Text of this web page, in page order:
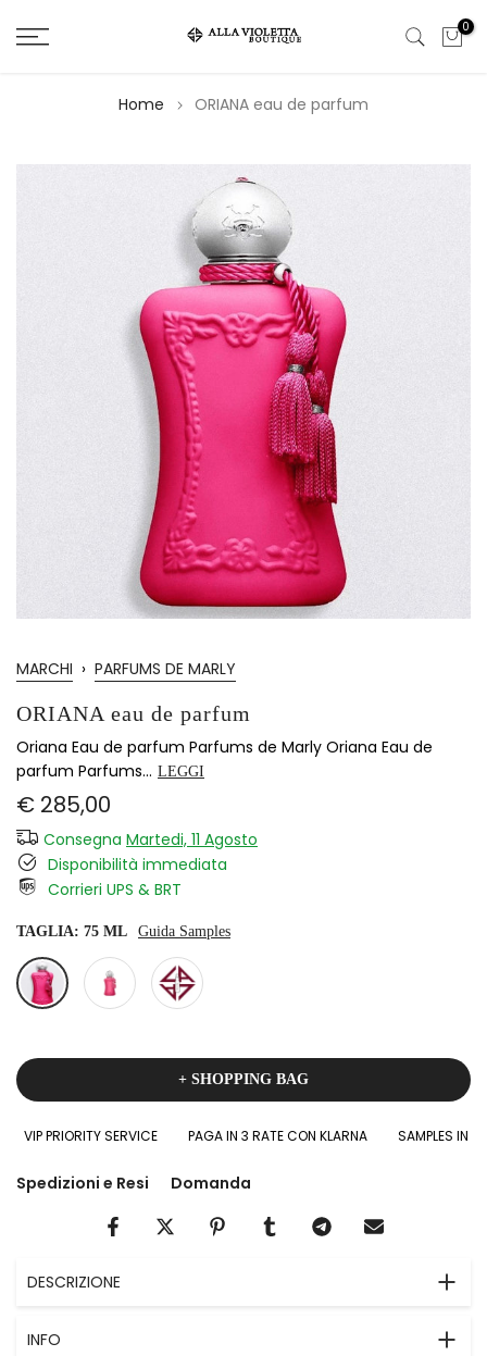
il
0
Home ORIANA eau de parfum
MARCHI › PARFUMS DE MARLY
ORIANA eau de parfum
Oriana Eau de parfum Parfums de Marly Oriana Eau de
parfum Parfums... LEGGI
€ 285,00
Consegna Martedi, 11 Agosto
Disponibilità immediata
Corrieri UPS & BRT
TAGLIA: 75 ML Guida Samples
+ SHOPPING BAG
VIP PRIORITY SERVICE PAGA IN 3 RATE CON KLARNA SAMPLES IN
Spedizioni e Resi Domanda
DESCRIZIONE
INFO